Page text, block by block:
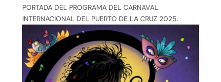
PORTADA DEL PROGRAMA DEL CARNAVAL
INTERNACIONAL DEL PUERTO DE LA CRUZ 2025.